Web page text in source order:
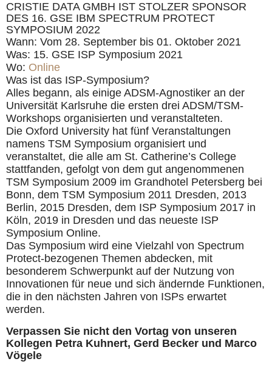
CRISTIE DATA GMBH IST STOLZER SPONSOR
DES 16. GSE IBM SPECTRUM PROTECT
SYMPOSIUM 2022
Wann: Vom 28. September bis 01. Oktober 2021
Was: 15. GSE ISP Symposium 2021
Wo: Online
Was ist das ISP-Symposium?
Alles begann, als einige ADSM-Agnostiker an der
Universität Karlsruhe die ersten drei ADSM/TSM-
Workshops organisierten und veranstalteten.
Die Oxford University hat fünf Veranstaltungen
namens TSM Symposium organisiert und
veranstaltet, die alle am St. Catherine’s College
stattfanden, gefolgt von dem gut angenommenen
TSM Symposium 2009 im Grandhotel Petersberg bei
Bonn, dem TSM Symposium 2011 Dresden, 2013
Berlin, 2015 Dresden, dem ISP Symposium 2017 in
Köln, 2019 in Dresden und das neueste ISP
Symposium Online.
Das Symposium wird eine Vielzahl von Spectrum
Protect-bezogenen Themen abdecken, mit
besonderem Schwerpunkt auf der Nutzung von
Innovationen für neue und sich ändernde Funktionen,
die in den nächsten Jahren von ISPs erwartet
werden.
Verpassen Sie nicht den Vortag von unseren
Kollegen Petra Kuhnert, Gerd Becker und Marco
Vögele